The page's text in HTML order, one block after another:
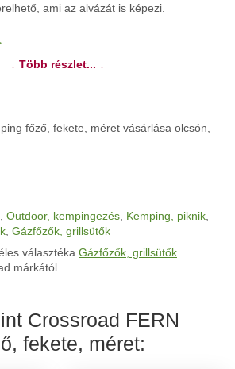
ami az alvázát is képezi.
↓ Több részlet... ↓
főző, fekete, méret vásárlása olcsón,
Outdoor, kempingezés Kemping, piknik
Gázfőzők, grillsütők
választéka Gázfőzők, grillsütők
márkától.
Crossroad FERN
fekete, méret: